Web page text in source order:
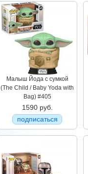
Малыш Йода с сумкой
(The Child / Baby Yoda with
Bag) #405
1590 руб.
подписаться